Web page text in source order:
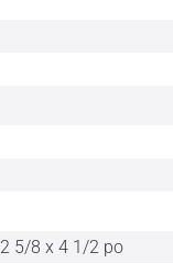
5/8 x 4 1/2 po